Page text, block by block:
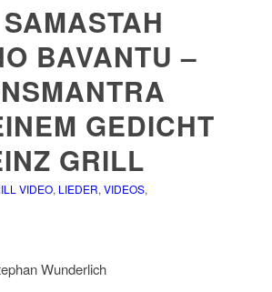
BAVANTU –
GEDICHT
GRILL
VIDEO, LIEDER, VIDEOS,
Wunderlich